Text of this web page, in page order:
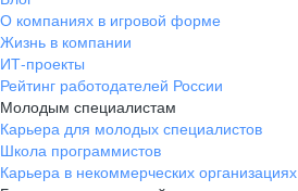
О компаниях в игровой форме
Жизнь в компании
ИТ-проекты
Рейтинг работодателей России
Молодым специалистам
Карьера для молодых специалистов
Школа программистов
Карьера в некоммерческих организациях